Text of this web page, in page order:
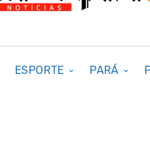
ESPORTE PARÁ